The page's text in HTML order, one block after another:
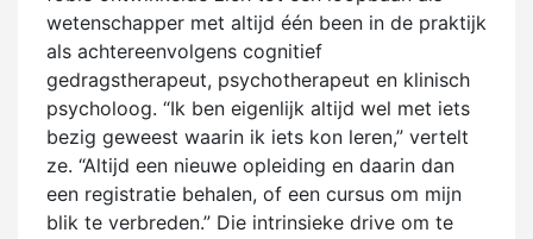
wetenschapper met altijd één been in de praktijk
als achtereenvolgens cognitief
gedragstherapeut, psychotherapeut en klinisch
psycholoog. “Ik ben eigenlijk altijd wel met iets
bezig geweest waarin ik iets kon leren,” vertelt
ze. “Altijd een nieuwe opleiding en daarin dan
een registratie behalen, of een cursus om mijn
blik te verbreden.” Die intrinsieke drive om te